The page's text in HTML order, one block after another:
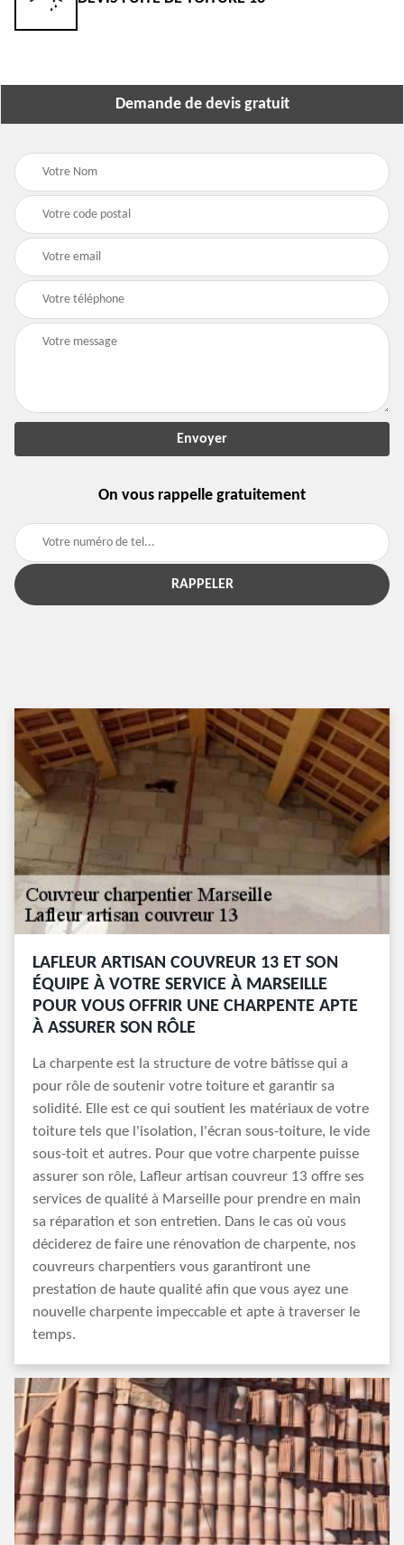
Demande de devis gratuit
On vous rappelle gratuitement
LAFLEUR ARTISAN COUVREUR 13 ET SON
ÉQUIPE À VOTRE SERVICE À MARSEILLE
POUR VOUS OFFRIR UNE CHARPENTE APTE
À ASSURER SON RÔLE
La charpente est la structure de votre bâtisse qui a
pour rôle de soutenir votre toiture et garantir sa
solidité. Elle est ce qui soutient les matériaux de votre
toiture tels que l'isolation, l'écran sous-toiture, le vide
sous-toit et autres. Pour que votre charpente puisse
assurer son rôle, Lafleur artisan couvreur 13 offre ses
services de qualité à Marseille pour prendre en main
sa réparation et son entretien. Dans le cas où vous
déciderez de faire une rénovation de charpente, nos
couvreurs charpentiers vous garantiront une
prestation de haute qualité afin que vous ayez une
nouvelle charpente impeccable et apte à traverser le
temps.